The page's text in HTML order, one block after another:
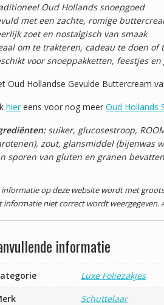
Oud Hollands snoepgoed
met een zachte, romige
zoet en nostalgisch van smaak
om te trakteren, cadeau te doen of
voor snoeppakketten, feestjes
Oud Hollandse Gevulde Buttercream
hiereens voor nog meer Oud Hollands
suiker, glucosestroop,
zout, glansmiddel (bijenwas
sporen van gluten en granen bevatten
informatie op deze website wordt met
informatie niet correct wordt
informatie
Luxe Foliezakjes
Schuttelaar